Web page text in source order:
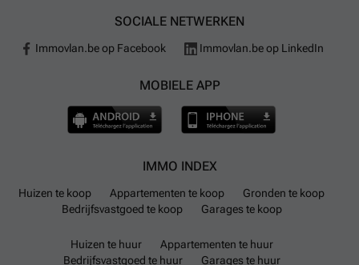
SOCIALE NETWERKEN
Immovlan.be op Facebook Immovlan.be op LinkedIn
MOBIELE APP
IMMO INDEX
Huizen te koop Appartementen te koop
Gronden te koop
Bedrijfsvastgoed te koop
Garages te koop
Huizen te huur
Appartementen te huur
Bedrijfsvastgoed te huur
Garages te huur